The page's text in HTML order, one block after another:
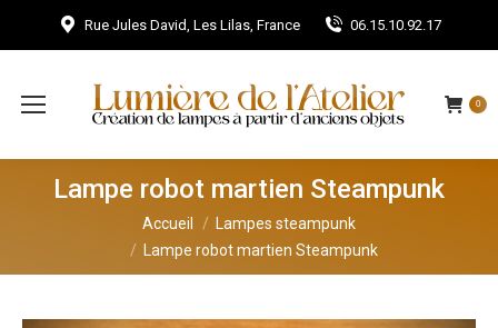
Rue Jules David, Les Lilas, France 06.15.10.92.17
0
Lampe robot martien Steampunk
Accueil
Lampes steampunk
Lampe robot martien Steampunk